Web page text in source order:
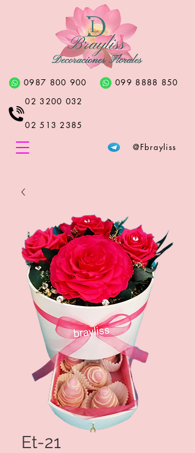
@Fbrayliss
0987 800 900
02 3200 032
02 513 2385
099 8888 850
Et-21